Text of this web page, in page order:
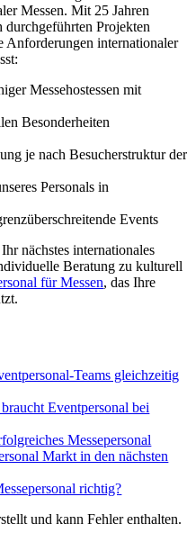
Messen. Mit 25 Jahren
Projekten
Anforderungen internationaler
Messehostessen mit
Besonderheiten
je nach Besucherstruktur der
Personals in
Events
nächstes internationales
Beratung zu kulturell
für Messen, das Ihre
Teams gleichzeitig
Eventpersonal bei
Messepersonal
Markt in den nächsten
richtig?
und kann Fehler enthalten.